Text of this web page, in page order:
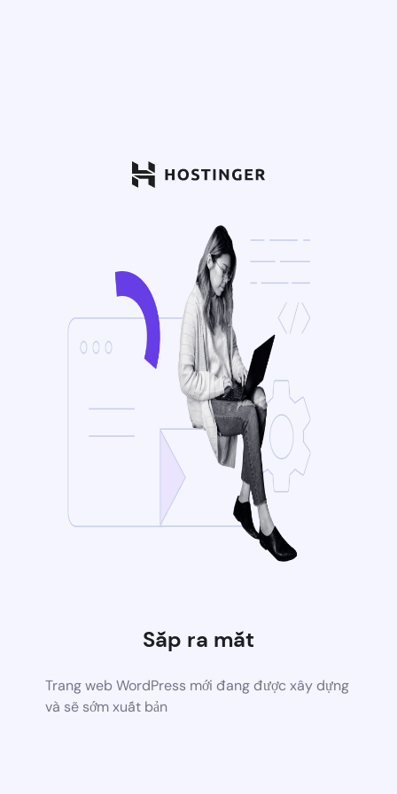
Sắp ra mắt
Trang web WordPress mới đang được xây dựng
và sẽ sớm xuất bản